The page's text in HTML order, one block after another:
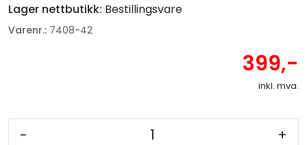
Lager nettbutikk: Bestillingsvare
Varenr.: 7408-42
399,-
inkl. mva.
- +
Nyheter